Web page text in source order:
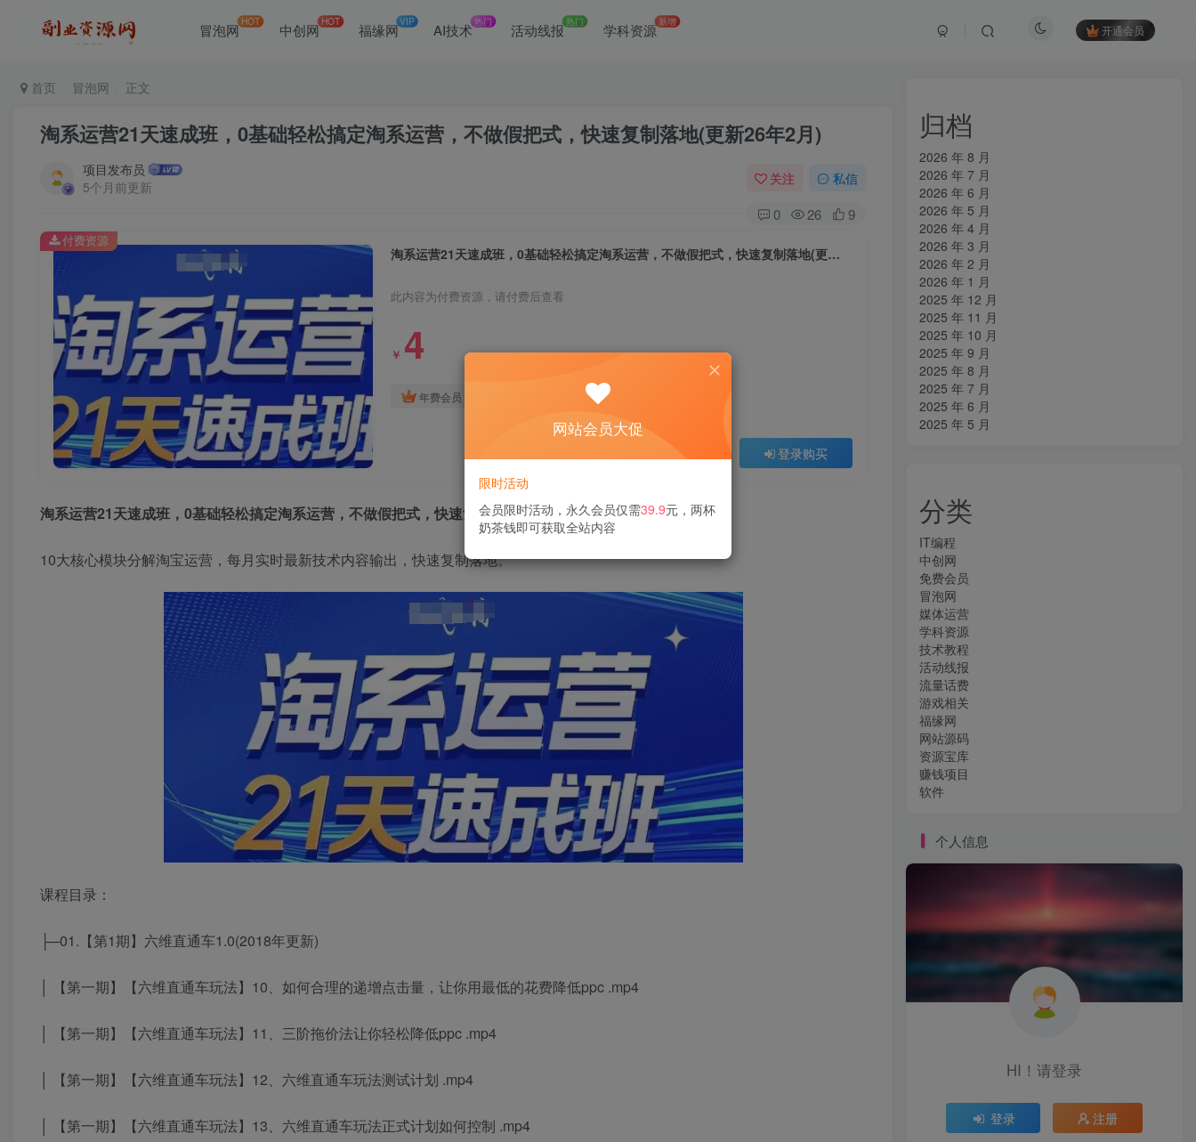
冒泡网 HOT 中创网 HOT 福缘网VIP AI技术热门 活动线报热门 学科资源 新增
开通会员
首页 冒泡网 正文
淘系运营21天速成班，0基础轻松搞定淘系运营，不做假把式，快速复制落地(更新26年2月)
项目发布员
5个月前更新
关注 私信
0 26 9
淘系运营21天速成班，0基础轻松搞定淘系运营，不做假把式，快速复制落地(更新26年2月)
此内容为付费资源，请付费后查看
￥ 4
年费会员 免费
登录购买
付费资源
淘系运营21天速成班，0基础轻松搞定淘系运营，不做假把式，快速复制落地(更新26年2月)
10大核心模块分解淘宝运营，每月实时最新技术内容输出，快速复制落地。
课程目录：
├─01.【第1期】六维直通车1.0(2018年更新)
│ 【第一期】【六维直通车玩法】10、如何合理的递增点击量，让你用最低的花费降低ppc .mp4
│ 【第一期】【六维直通车玩法】11、三阶拖价法让你轻松降低ppc .mp4
│ 【第一期】【六维直通车玩法】12、六维直通车玩法测试计划 .mp4
│ 【第一期】【六维直通车玩法】13、六维直通车玩法正式计划如何控制 .mp4
归档
2026 年 8 月
2026 年 7 月
2026 年 6 月
2026 年 5 月
2026 年 4 月
2026 年 3 月
2026 年 2 月
2026 年 1 月
2025 年 12 月
2025 年 11 月
2025 年 10 月
2025 年 9 月
2025 年 8 月
2025 年 7 月
2025 年 6 月
2025 年 5 月
分类
IT编程
中创网
免费会员
冒泡网
媒体运营
学科资源
技术教程
活动线报
流量话费
游戏相关
福缘网
网站源码
资源宝库
赚钱项目
软件
个人信息
HI！请登录
登录 注册
网站会员大促
限时活动
会员限时活动，永久会员仅需39.9元，两杯
奶茶钱即可获取全站内容